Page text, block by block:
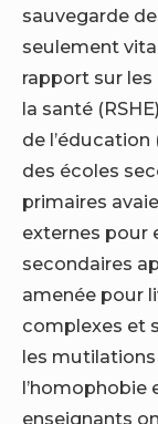
sauvegarde
seulement
rapport sur les
la santé
de l’éducation
des écoles
primaires
externes pour
secondaires
amenée pour
complexes et
les mutilations
l’homophobie
enseignants